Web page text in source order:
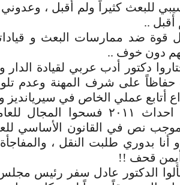
للبعث كثيراً ولم أقبل ،
أقبل ..
قوة ضد ممارسات البعث و
دون خوف ..
دكتور أدب عربي لقيادة
حفاظاً على شرف المهنة وعدم
أتابع عملي الخاص في
مع اندلاع احداث ٢٠١١
نص في القانون الأساسي
و أنا بدوري طلبت النقل ،
قحف !!
الدكتور عادل سفر رئيس